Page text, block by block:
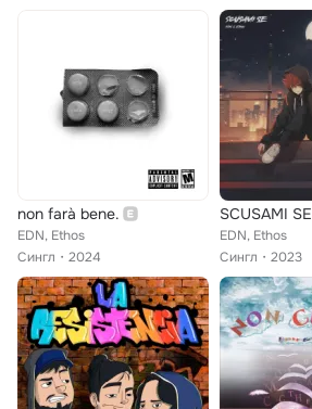
non farà bene.
EDN, Ethos
Сингл
2024
SCUSAMI SE
EDN, Ethos
Сингл
2023